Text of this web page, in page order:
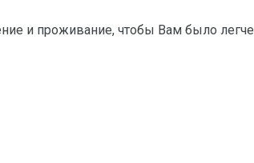
и проживание, чтобы Вам было легче